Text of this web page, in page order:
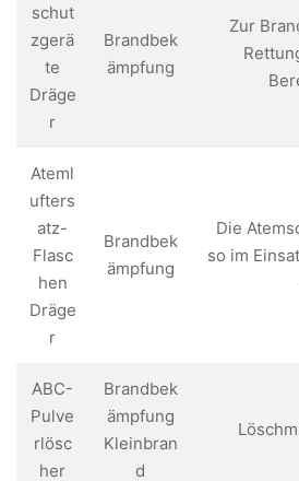
schut
zgerä
te
Dräge
r
Brandbek
ämpfung
Zur
Ateml
ufters
atz-
Flasc
hen
Dräge
r
Brandbek
ämpfung
Die
so im
ABC-
Pulve
rlösc
her
Brandbek
ämpfung
Kleinbran
d